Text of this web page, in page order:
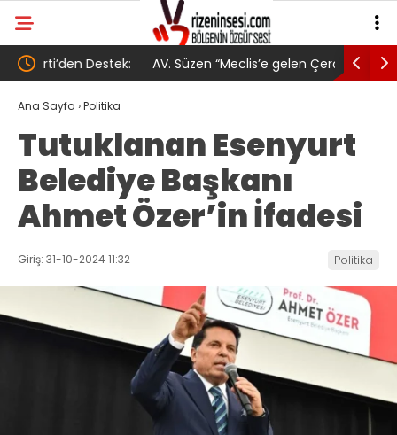
AV. Süzen “Meclis’e gelen Çerçeve
Yasa Türkiye’de yeni bir başlangıç için
umudumuzun fidesi olmuştur”
YENİ
Ana Sayfa ›Politika
Tutuklanan Esenyurt
Belediye Başkanı
Ahmet Özer’in İfadesi
Giriş: 31-10-2024 11:32 Politika